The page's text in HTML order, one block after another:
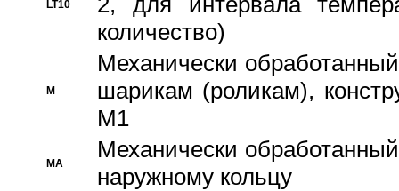
LT10
количество)
M
Механически
шарикам (роликам),
M1
MA
Механически
наружному кольцу